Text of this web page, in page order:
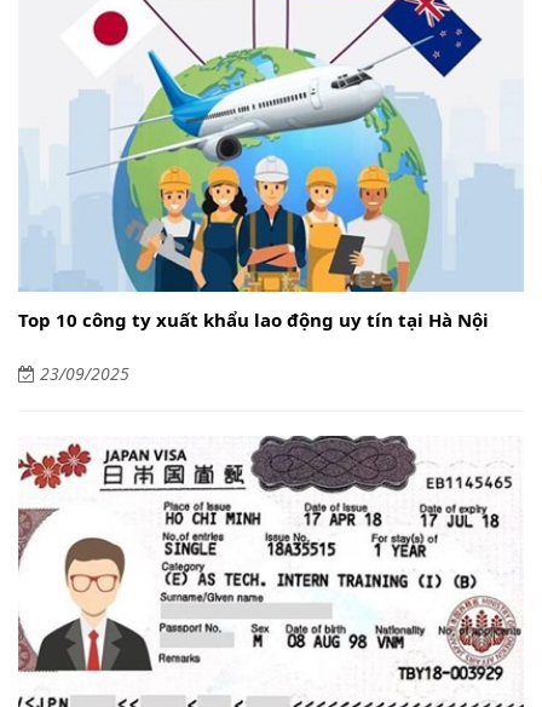
Top 10 công ty xuất khẩu lao động uy tín tại Hà Nội
23/09/2025